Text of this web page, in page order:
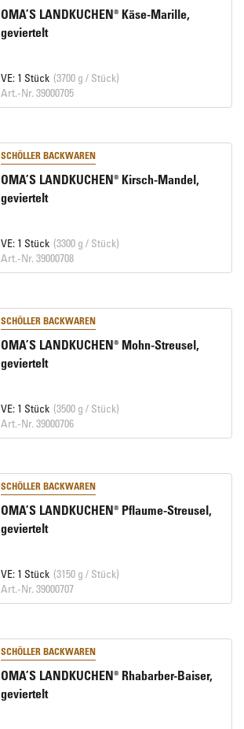
OMA’S LANDKUCHEN® Käse-Marille,
geviertelt
VE: 1 Stück (3700 g / Stück)
Art.-Nr. 39000705
SCHÖLLER BACKWAREN
OMA’S LANDKUCHEN® Kirsch-Mandel,
geviertelt
VE: 1 Stück (3300 g / Stück)
Art.-Nr. 39000708
SCHÖLLER BACKWAREN
OMA’S LANDKUCHEN® Mohn-Streusel,
geviertelt
VE: 1 Stück (3500 g / Stück)
Art.-Nr. 39000706
SCHÖLLER BACKWAREN
OMA’S LANDKUCHEN® Pflaume-Streusel,
geviertelt
VE: 1 Stück (3150 g / Stück)
Art.-Nr. 39000707
SCHÖLLER BACKWAREN
OMA’S LANDKUCHEN® Rhabarber-Baiser,
geviertelt